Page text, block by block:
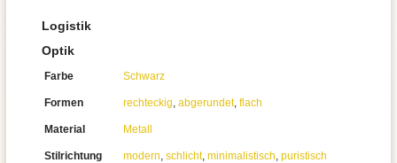
Logistik
Optik
Farbe Schwarz
Formen rechteckig, abgerundet, flach
Material Metall
Stilrichtung modern, schlicht, minimalistisch, puristisch